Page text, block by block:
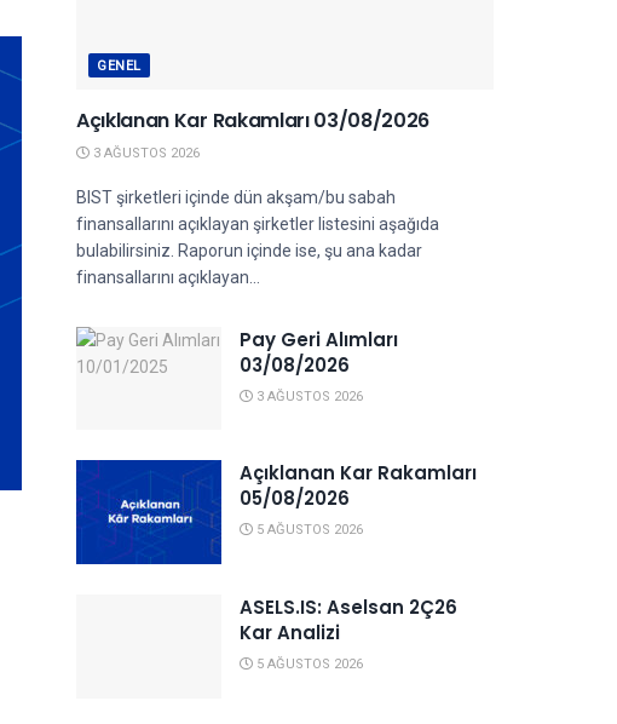
GENEL
Açıklanan Kar Rakamları 03/08/2026
3 AĞUSTOS 2026
BIST şirketleri içinde dün akşam/bu sabah
finansallarını açıklayan şirketler listesini aşağıda
bulabilirsiniz. Raporun içinde ise, şu ana kadar
finansallarını açıklayan...
Pay Geri Alımları
03/08/2026
3 AĞUSTOS 2026
Açıklanan Kar Rakamları
05/08/2026
5 AĞUSTOS 2026
ASELS.IS: Aselsan 2Ç26
Kar Analizi
5 AĞUSTOS 2026